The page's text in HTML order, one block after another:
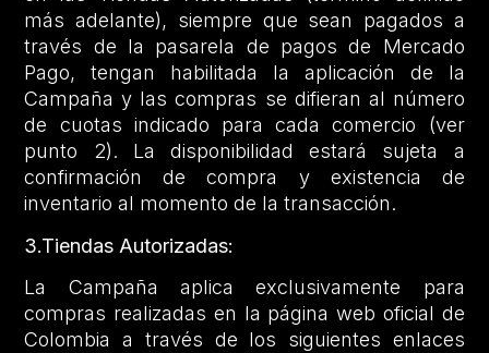
más adelante), siempre que sean pagados a
través de la pasarela de pagos de Mercado
Pago, tengan habilitada la aplicación de la
Campaña y las compras se difieran al número
de cuotas indicado para cada comercio (ver
punto 2). La disponibilidad estará sujeta a
confirmación de compra y existencia de
inventario al momento de la transacción.
3.Tiendas Autorizadas:
La Campaña aplica exclusivamente para
compras realizadas en la página web oficial de
Colombia a través de los siguientes enlaces